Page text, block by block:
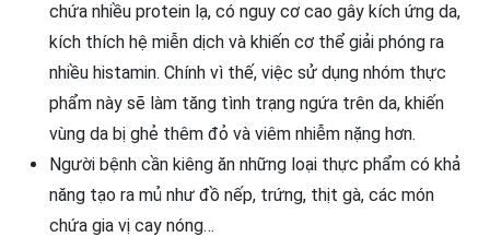
chứa nhiều protein lạ, có nguy cơ cao gây kích ứng da,
kích thích hệ miễn dịch và khiến cơ thể giải phóng ra
nhiều histamin. Chính vì thế, việc sử dụng nhóm thực
phẩm này sẽ làm tăng tình trạng ngứa trên da, khiến
vùng da bị ghẻ thêm đỏ và viêm nhiễm nặng hơn.
Người bệnh cần kiêng ăn những loại thực phẩm có khả
năng tạo ra mủ như đồ nếp, trứng, thịt gà, các món
chứa gia vị cay nóng…